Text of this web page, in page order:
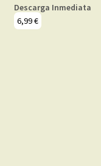
Descarga Inmediata
6,99€